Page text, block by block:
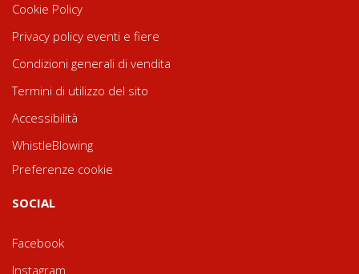
Cookie Policy
Privacy policy eventi e fiere
Condizioni generali di vendita
Termini di utilizzo del sito
Accessibilità
WhistleBlowing
Preferenze cookie
SOCIAL
Facebook
Instagram